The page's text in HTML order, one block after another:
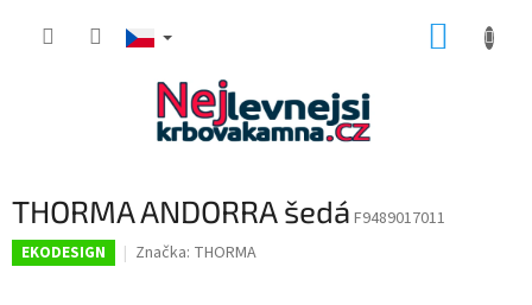
THORMA ANDORRA šedá F9489017011
EKODESIGN Značka: THORMA